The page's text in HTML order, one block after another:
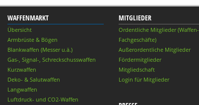
WAFFENMARKT
Übersicht
Armbrüste & Bögen
Blankwaffen (Messer u.ä.)
Gas-, Signal-, Schreckschusswaffen
Kurzwaffen
Deko- & Salutwaffen
Langwaffen
Luftdruck- und CO2-Waffen
MITGLIEDER
Ordentliche Mitglieder (Waffen-
Fachgeschäfte)
Außerordentliche Mitglieder
Fördermitglieder
Mitgliedschaft
Login für Mitglieder